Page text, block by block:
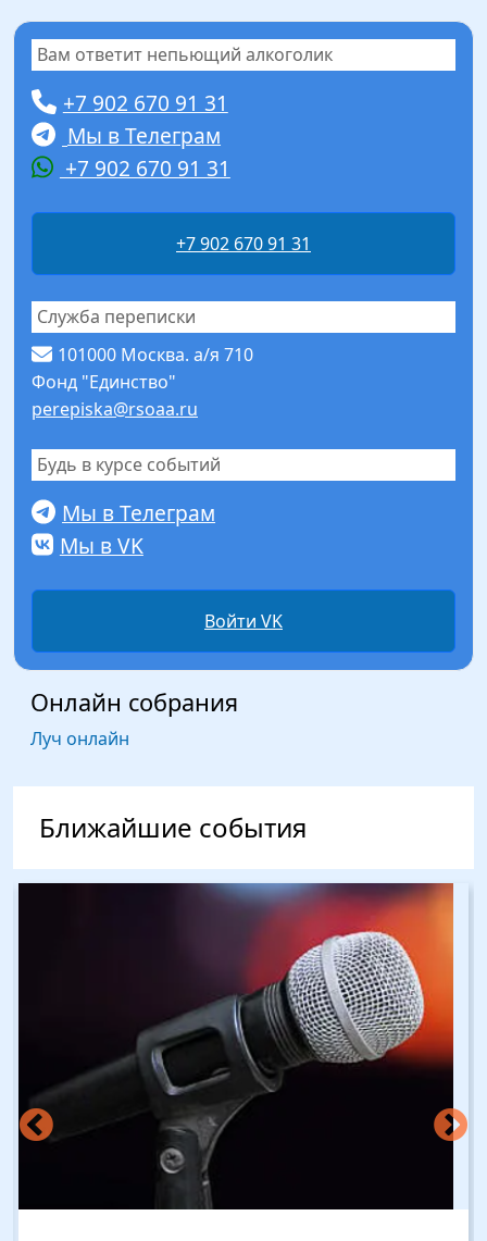
Вам ответит непьющий алкоголик
+7 902 670 91 31
Мы в Телеграм
+7 902 670 91 31
+7 902 670 91 31
Служба переписки
101000 Москва. а/я 710
Фонд "Единство"
perepiska@rsoaa.ru
Будь в курсе событий
Мы в Телеграм
Мы в VK
Войти VK
Онлайн собрания
Луч онлайн
Ближайшие события
Изображение